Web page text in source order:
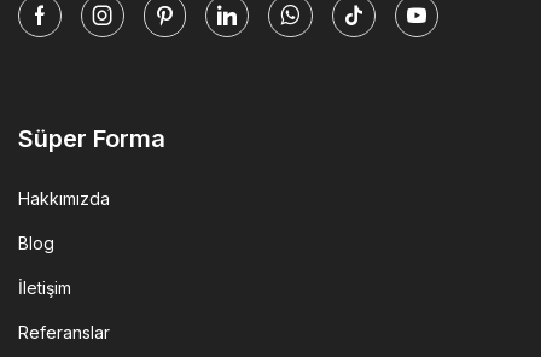
FacebookInstagramPinterestLinkedinWhatsapp
Tik-
Youtube
Süper Forma
Hakkımızda
Blog
İletişim
Referanslar